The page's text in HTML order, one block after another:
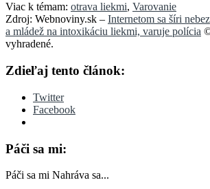
Viac k témam: otrava liekmi, Varovanie
Zdroj: Webnoviny.sk – Internetom sa šíri
a mládež na intoxikáciu liekmi, varuje polícia
vyhradené.
Zdieľaj tento článok:
Twitter
Facebook
Páči sa mi:
Páči sa mi Nahráva sa...